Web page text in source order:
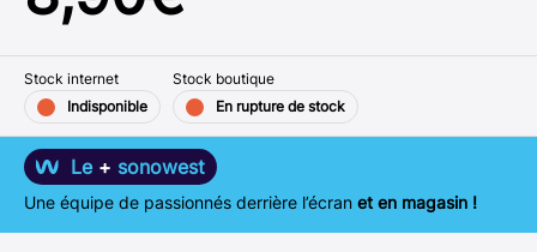
Stock internet
Indisponible
Stock boutique
En rupture de stock
Le + sonowest
Une équipe de passionnés derrière l’écran et en magasin !